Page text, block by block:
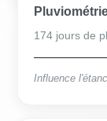
174 jours de
Influence